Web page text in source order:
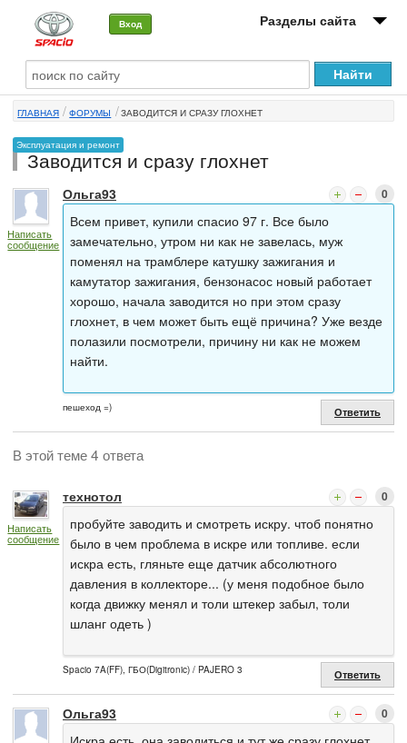
Вход Разделы сайта
О машине
Автоклуб
Форумы
Сервисы и услуги
Новости
ГЛАВНАЯ ФОРУМЫ ЗАВОДИТСЯ И СРАЗУ ГЛОХНЕТ
Эксплуатация и ремонт
Заводится и сразу глохнет
Написать
сообщение
Ольга93 0
Всем привет, купили спасио 97 г. Все было
замечательно, утром ни как не завелась, муж
поменял на трамблере катушку зажигания и
камутатор зажигания, бензонасос новый работает
хорошо, начала заводится но при этом сразу
глохнет, в чем может быть ещё причина? Уже везде
полазили посмотрели, причину ни как не можем
найти.
пешеход =) Ответить
В этой теме 4 ответа
Написать
сообщение
технотол 0
пробуйте заводить и смотреть искру. чтоб понятно
было в чем проблема в искре или топливе. если
искра есть, гляньте еще датчик абсолютного
давления в коллекторе... (у меня подобное было
когда движку менял и толи штекер забыл, толи
шланг одеть )
Spacio 7A(FF), ГБО(Digitronic) / PAJERO 3 Ответить
Ольга93 0